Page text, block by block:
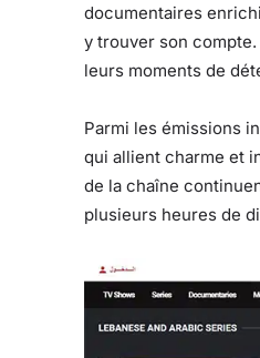
documentaires
y trouver son
leurs moments de
Parmi les émissions
qui allient charme et
de la chaîne
plusieurs heures de